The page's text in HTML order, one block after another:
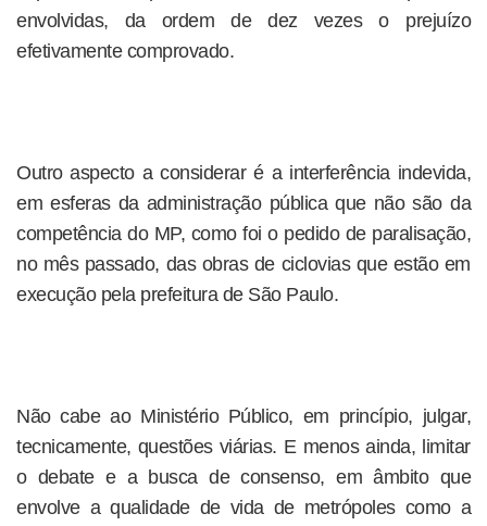
envolvidas, da ordem de dez vezes o prejuízo
efetivamente comprovado.
Outro aspecto a considerar é a interferência indevida,
em esferas da administração pública que não são da
competência do MP, como foi o pedido de paralisação,
no mês passado, das obras de ciclovias que estão em
execução pela prefeitura de São Paulo.
Não cabe ao Ministério Público, em princípio, julgar,
tecnicamente, questões viárias. E menos ainda, limitar
o debate e a busca de consenso, em âmbito que
envolve a qualidade de vida de metrópoles como a